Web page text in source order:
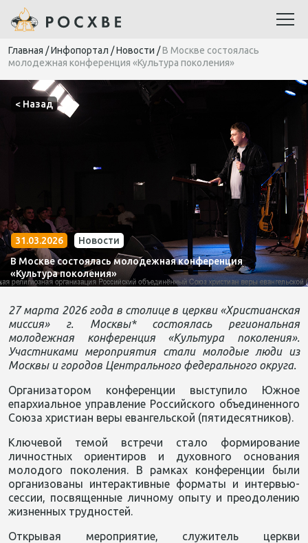
Главная /Инфопортал /Новости /В Москве состоялась
молодежная конференция «Культура поколения»
< Назад
31.03.2026
Новости
В Москве состоялась молодежная конференция
«Культура поколения»
27 марта 2026 года в столице в церкви «Христианская
миссия» г. Москвы* состоялась региональная
молодежная конференция «Культура поколения».
Участниками мероприятия стали молодые люди из
Москвы и городов Центрального федерального округа.
Организатором конференции выступило Южное
епархиальное управление Российского объединенного
Союза христиан веры евангельской (пятидесятников).
Ключевой темой встречи стало формирование
личностных ориентиров и духовного основания
молодого поколения. В рамках конференции были
организованы интерактивные форматы и интервью-
сессии, посвященные личному опыту и преодолению
жизненных трудностей.
Открывая мероприятие, служитель церкви